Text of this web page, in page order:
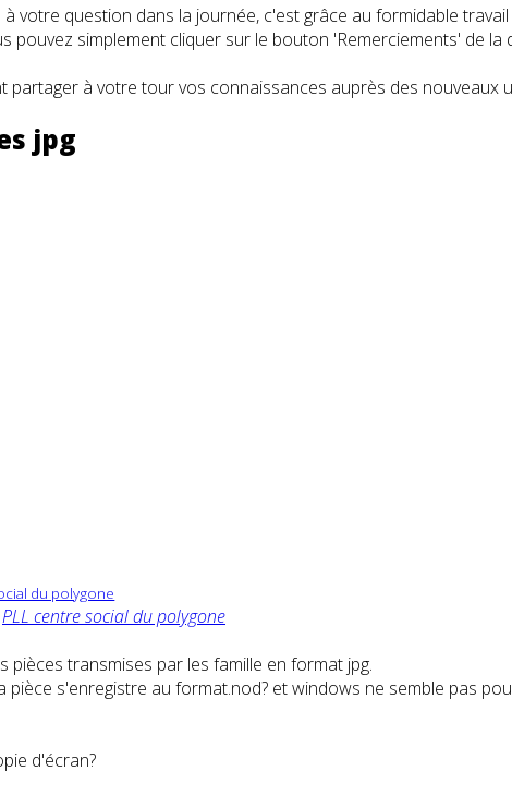
votre question dans la journée, c'est grâce au formidable
pouvez simplement cliquer sur le bouton 'Remerciements' de la
à votre tour vos connaissances auprès des nouveaux
jpg
du polygone
PLL centre social du polygone
pièces transmises par les famille en format jpg.
pièce s'enregistre au format.nod? et windows ne semble pas
d'écran?